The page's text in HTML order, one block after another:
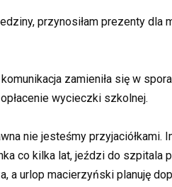
przynosiłam prezenty dla
zamieniła się w
wycieczki szkolnej.
nie jesteśmy
co kilka lat, jeździ do
a urlop macierzyński planuję